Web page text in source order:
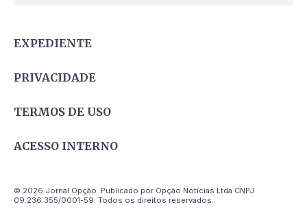
EXPEDIENTE
PRIVACIDADE
TERMOS DE USO
ACESSO INTERNO
© 2026 Jornal Opção. Publicado por Opção Notícias Ltda CNPJ
09.236.355/0001-59. Todos os direitos reservados.